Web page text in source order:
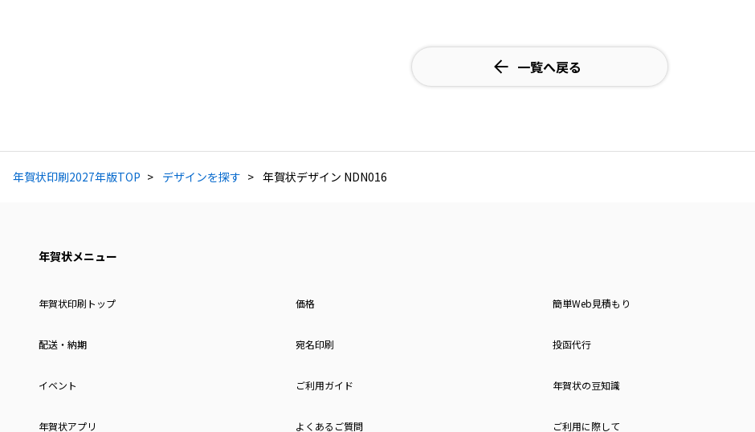
一覧へ戻る
年賀状印刷2027年版TOP デザインを探す 年賀状デザイン NDN016
年賀状メニュー
年賀状印刷トップ 価格 簡単Web見積もり
配送・納期 宛名印刷 投函代行
イベント ご利用ガイド 年賀状の豆知識
年賀状アプリ よくあるご質問 ご利用に際して